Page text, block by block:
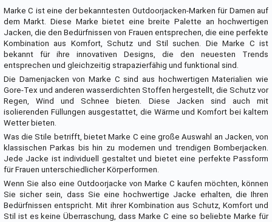
Marke C ist eine der bekanntesten Outdoorjacken-Marken für Damen auf
dem Markt. Diese Marke bietet eine breite Palette an hochwertigen
Jacken, die den Bedürfnissen von Frauen entsprechen, die eine perfekte
Kombination aus Komfort, Schutz und Stil suchen. Die Marke C ist
bekannt für ihre innovativen Designs, die den neuesten Trends
entsprechen und gleichzeitig strapazierfähig und funktional sind.
Die Damenjacken von Marke C sind aus hochwertigen Materialien wie
Gore-Tex und anderen wasserdichten Stoffen hergestellt, die Schutz vor
Regen, Wind und Schnee bieten. Diese Jacken sind auch mit
isolierenden Füllungen ausgestattet, die Wärme und Komfort bei kaltem
Wetter bieten.
Was die Stile betrifft, bietet Marke C eine große Auswahl an Jacken, von
klassischen Parkas bis hin zu modernen und trendigen Bomberjacken.
Jede Jacke ist individuell gestaltet und bietet eine perfekte Passform
für Frauen unterschiedlicher Körperformen.
Wenn Sie also eine Outdoorjacke von Marke C kaufen möchten, können
Sie sicher sein, dass Sie eine hochwertige Jacke erhalten, die Ihren
Bedürfnissen entspricht. Mit ihrer Kombination aus Schutz, Komfort und
Stil ist es keine Überraschung, dass Marke C eine so beliebte Marke für